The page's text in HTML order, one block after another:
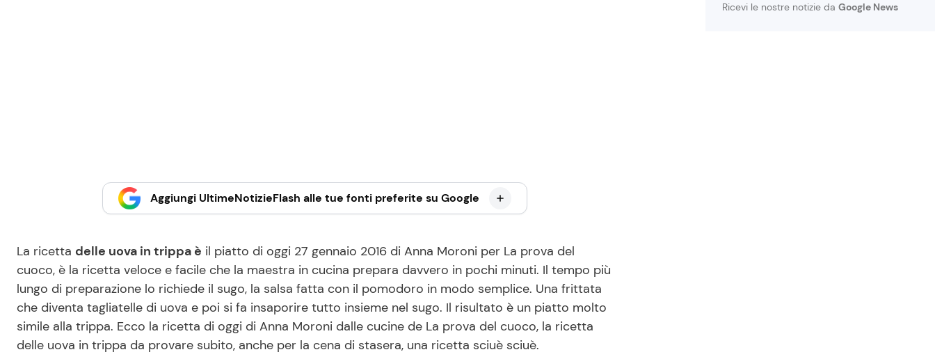
Aggiungi UltimeNotizieFlash alle tue fonti preferite su Google
La ricetta delle uova in trippa è il piatto di oggi 27 gennaio 2016 di Anna Moroni per La prova del
cuoco, è la ricetta veloce e facile che la maestra in cucina prepara davvero in pochi minuti. Il tempo più
lungo di preparazione lo richiede il sugo, la salsa fatta con il pomodoro in modo semplice. Una frittata
che diventa tagliatelle di uova e poi si fa insaporire tutto insieme nel sugo. Il risultato è un piatto molto
simile alla trippa. Ecco la ricetta di oggi di Anna Moroni dalle cucine de La prova del cuoco, la ricetta
delle uova in trippa da provare subito, anche per la cena di stasera, una ricetta sciuè sciuè.
Ricevi le nostre notizie da Google News